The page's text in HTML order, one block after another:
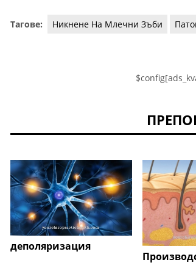
Тагове: Никнене На Млечни Зъби
деполяризация